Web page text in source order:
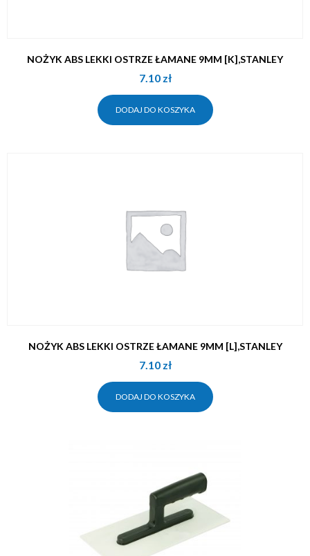
NOŻYK ABS LEKKI OSTRZE ŁAMANE 9MM [K],STANLEY
7.10 zł
DODAJ DO KOSZYKA
NOŻYK ABS LEKKI OSTRZE ŁAMANE 9MM [L],STANLEY
7.10 zł
DODAJ DO KOSZYKA